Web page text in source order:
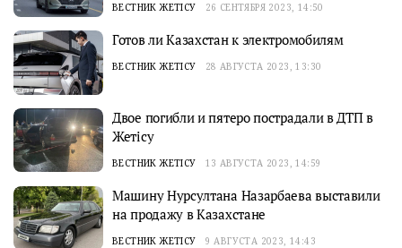
ВЕСТНИК ЖЕТІСУ 26 СЕНТЯБРЯ 2023, 14:50
Готов ли Казахстан к электромобилям
ВЕСТНИК ЖЕТІСУ 28 АВГУСТА 2023, 13:30
Двое погибли и пятеро пострадали в ДТП в
Жетісу
ВЕСТНИК ЖЕТІСУ 13 АВГУСТА 2023, 14:59
Машину Нурсултана Назарбаева выставили
на продажу в Казахстане
ВЕСТНИК ЖЕТІСУ 9 АВГУСТА 2023, 14:43